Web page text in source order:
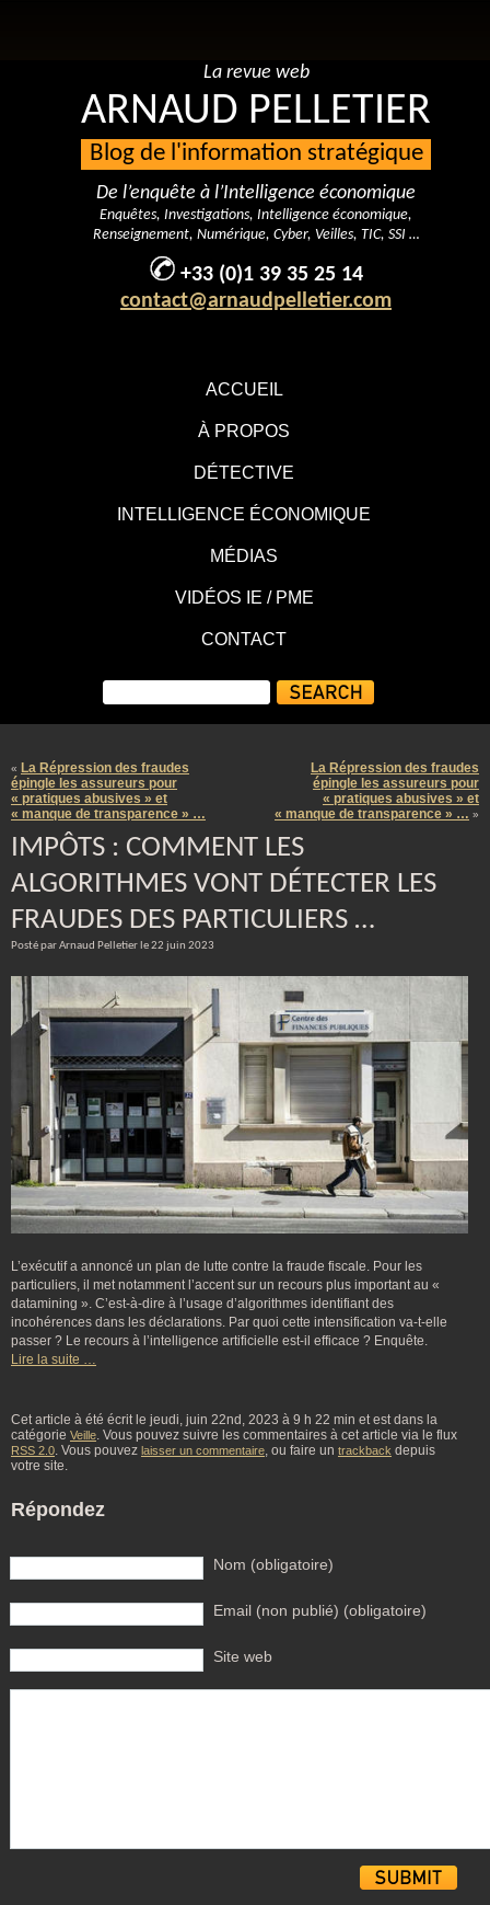
ACCUEIL
À PROPOS
DÉTECTIVE
INTELLIGENCE ÉCONOMIQUE
MÉDIAS
VIDÉOS IE / PME
CONTACT
La revue web
ARNAUD PELLETIER
Blog de l'information stratégique
De l’enquête à l’Intelligence économique
Enquêtes, Investigations, Intelligence économique,
Renseignement, Numérique, Cyber, Veilles, TIC, SSI …
+33 (0)1 39 35 25 14
contact@arnaudpelletier.com
« La Répression des fraudes
épingle les assureurs pour
« pratiques abusives » et
« manque de transparence » …
La Répression des fraudes
épingle les assureurs pour
« pratiques abusives » et
« manque de transparence » … »
IMPÔTS : COMMENT LES
ALGORITHMES VONT DÉTECTER LES
FRAUDES DES PARTICULIERS …
Posté par Arnaud Pelletier le 22 juin 2023
L’exécutif a annoncé un plan de lutte contre la fraude fiscale. Pour les
particuliers, il met notamment l’accent sur un recours plus important au «
datamining ». C’est-à-dire à l’usage d’algorithmes identifiant des
incohérences dans les déclarations. Par quoi cette intensification va-t-elle
passer ? Le recours à l’intelligence artificielle est-il efficace ? Enquête.
Lire la suite …
Cet article à été écrit le jeudi, juin 22nd, 2023 à 9 h 22 min et est dans la
catégorie Veille. Vous pouvez suivre les commentaires à cet article via le flux
RSS 2.0. Vous pouvez laisser un commentaire, ou faire un trackback depuis
votre site.
Répondez
Nom (obligatoire)
Email (non publié) (obligatoire)
Site web